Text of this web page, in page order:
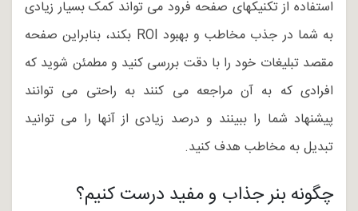
استفاده از تکنیکهای صفحه فرود می تواند کمک بسیار زیادی
به شما در جذب مخاطب و بهبود ROI بکند، بنابراین صفحه
مقصد تبلیغات خود را با دقت بررسی کنید و مطمئن شوید که
افرادی که به آن مراجعه می کنند به راحتی می توانند
پیشنهاد شما را ببینند و درصد زیادی از آنها را می توانید
تبدیل به مخاطب هدف کنید.
چگونه بنر جذاب و مفید درست کنیم؟